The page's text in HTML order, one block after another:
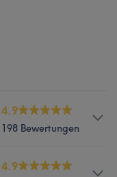
4.9
198 Bewertungen
4.9